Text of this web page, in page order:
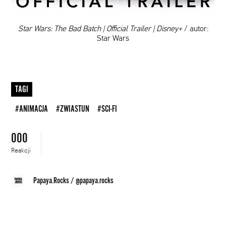
00:00
Star Wars: The Bad Batch | Official Trailer | Disney+/ autor:
Star Wars
TAGI
#ANIMACJA #ZWIASTUN #SCI-FI
000
Reakcji
Papaya.Rocks/@papaya.rocks